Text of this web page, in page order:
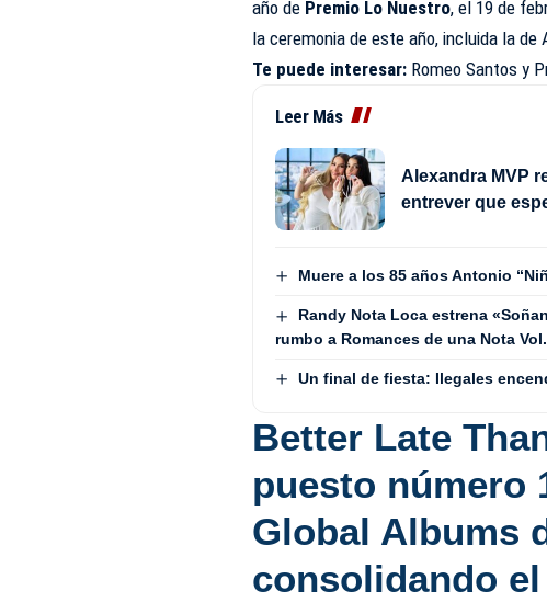
año de Premio Lo Nuestro, el 19 de
la ceremonia de este año, incluida la de
Te puede interesar: Romeo Santos y
Leer Más
Alexandra MVP
entrever que
Muere a los 85 años Antonio
Randy Nota Loca estrena
rumbo a Romances de una Nota
Un final de fiesta: Ilegales
Better Late
puesto número
Global Albums
consolidando